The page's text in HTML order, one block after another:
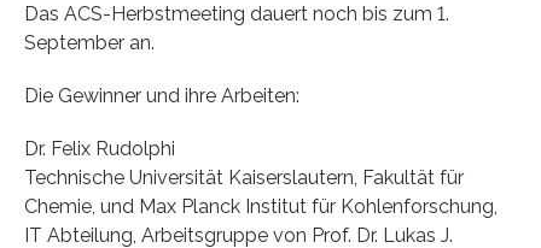
Das ACS-Herbstmeeting dauert noch bis zum 1.
September an.
Die Gewinner und ihre Arbeiten:
Dr. Felix Rudolphi
Technische Universität Kaiserslautern, Fakultät für
Chemie, und Max Planck Institut für Kohlenforschung,
IT Abteilung, Arbeitsgruppe von Prof. Dr. Lukas J.